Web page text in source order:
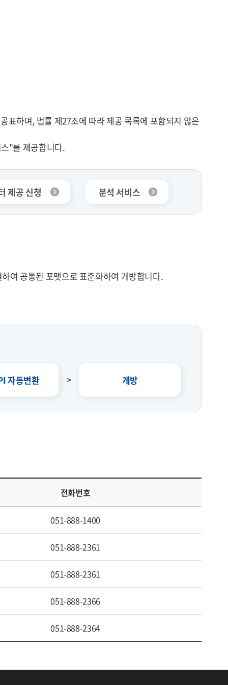
표하며, 법률 제27조에 따라 제공 목록에 포함되지 않은
"를 제공합니다.
제공 신청 분석 서비스
여 공통된 포맷으로 표준화하여 개방합니다.
자동변환 개방
전화번호
051-888-1400
051-888-2361
051-888-2361
051-888-2366
051-888-2364